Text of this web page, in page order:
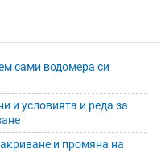
сами водомера си
и условията и реда за
и промяна на